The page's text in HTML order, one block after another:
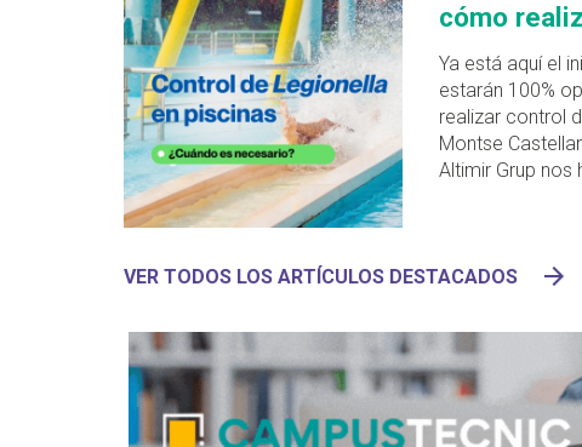
cómo
Ya está aquí el
estarán 100%
realizar control
Montse
Altimir Grup
VER TODOS LOS ARTÍCULOS DESTACADOS